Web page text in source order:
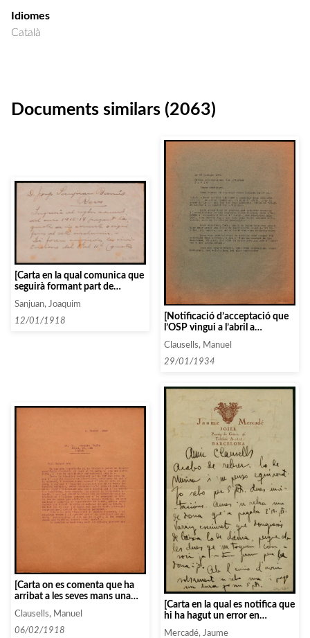
Idiomes
Català
Documents similars (2063)
[Carta en la qual comunica que
seguirà formant part de
concert següent pagant els
anteriors]
Sanjuan, Joaquim
12/01/1918
[Notificació d’acceptació que
l’OSP vingui a l’abril a
concerts]
Clausells, Manuel
29/01/1934
[Carta on es comenta que ha
arribat a les seves mans una
destinatari, i li ofereix la
oportunitat de llegir-la]
Clausells, Manuel
06/02/1918
[Carta en la qual es notifica que
hi ha hagut un error en
Mercadé, Jaume